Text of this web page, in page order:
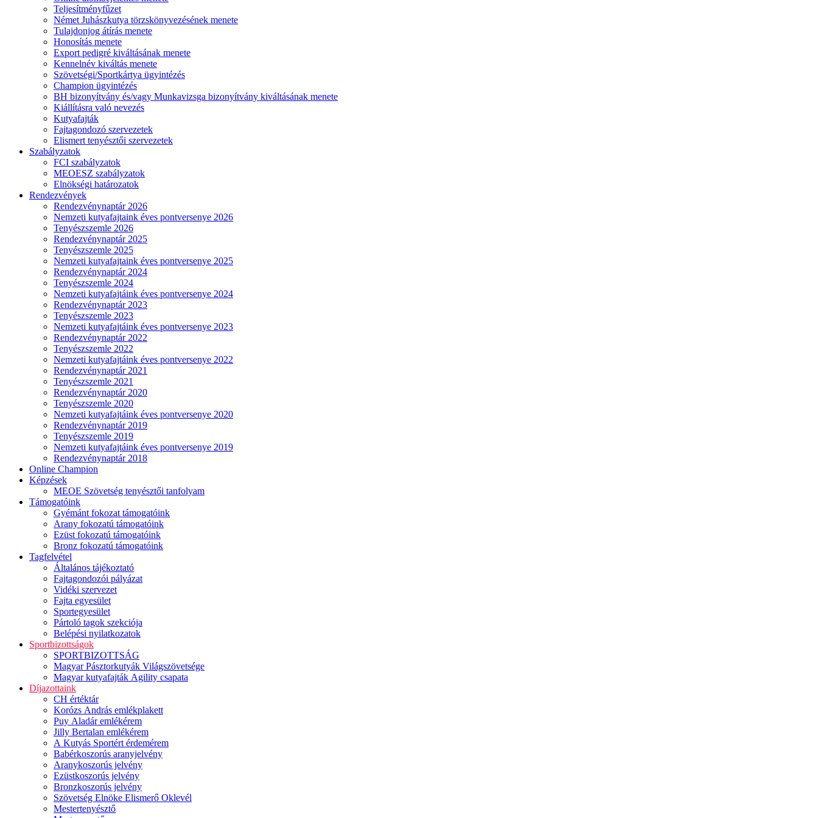
Teljesítményfűzet
Német Juhászkutya törzskönyvezésének menete
Tulajdonjog átírás menete
Honosítás menete
Export pedigré kiváltásának menete
Kennelnév kiváltás menete
Szövetségi/Sportkártya ügyintézés
Champion ügyintézés
BH bizonyítvány és/vagy Munkavizsga bizonyítvány kiváltásának menete
Kiállításra való nevezés
Kutyafajták
Fajtagondozó szervezetek
Elismert tenyésztői szervezetek
Szabályzatok
FCI szabályzatok
MEOESZ szabályzatok
Elnökségi határozatok
Rendezvények
Rendezvénynaptár 2026
Nemzeti kutyafajtaink éves pontversenye 2026
Tenyészszemle 2026
Rendezvénynaptár 2025
Tenyészszemle 2025
Nemzeti kutyafajtaink éves pontversenye 2025
Rendezvénynaptár 2024
Tenyészszemle 2024
Nemzeti kutyafajtáink éves pontversenye 2024
Rendezvénynaptár 2023
Tenyészszemle 2023
Nemzeti kutyafajtáink éves pontversenye 2023
Rendezvénynaptár 2022
Tenyészszemle 2022
Nemzeti kutyafajtáink éves pontversenye 2022
Rendezvénynaptár 2021
Tenyészszemle 2021
Rendezvénynaptár 2020
Tenyészszemle 2020
Nemzeti kutyafajtáink éves pontversenye 2020
Rendezvénynaptár 2019
Tenyészszemle 2019
Nemzeti kutyafajtáink éves pontversenye 2019
Rendezvénynaptár 2018
Online Champion
Képzések
MEOE Szövetség tenyésztői tanfolyam
Támogatóink
Gyémánt fokozat támogatóink
Arany fokozatú támogatóink
Ezüst fokozatú támogatóink
Bronz fokozatú támogatóink
Tagfelvétel
Általános tájékoztató
Fajtagondozói pályázat
Vidéki szervezet
Fajta egyesület
Sportegyesület
Pártoló tagok szekciója
Belépési nyilatkozatok
Sportbizottságok
SPORTBIZOTTSÁG
Magyar Pásztorkutyák Világszövetsége
Magyar kutyafajták Agility csapata
Díjazottaink
CH értéktár
Korózs András emlékplakett
Puy Aladár emlékérem
Jilly Bertalan emlékérem
A Kutyás Sportért érdemérem
Babérkoszorús aranyjelvény
Aranykoszorús jelvény
Ezüstkoszorús jelvény
Bronzkoszorús jelvény
Szövetség Elnöke Elismerő Oklevél
Mestertenyésztő